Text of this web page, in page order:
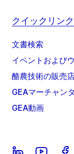
クイックリンク
文書検索
イベントおよび
酪農技術の販売
GEAマーチャン
GEA動画